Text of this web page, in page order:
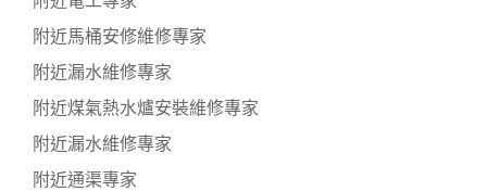
附近馬桶安修維修專家
附近漏水維修專家
附近煤氣熱水爐安裝維修專家
附近漏水維修專家
附近通渠專家